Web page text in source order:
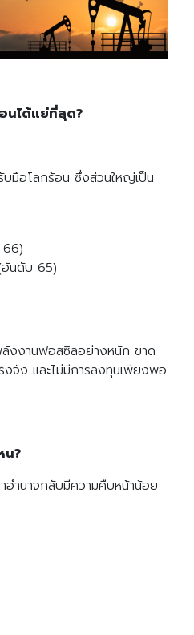
นได้แย่ที่สุด?
บมือโลกร้อน ซึ่งส่วนใหญ่เป็น
66)
อันดับ 65)
งงานฟอสซิลอย่างหนัก ขาด
จัง และไม่มีการลงทุนเพียงพอ
น?
อำนาจกลับมีความคืบหน้าน้อย